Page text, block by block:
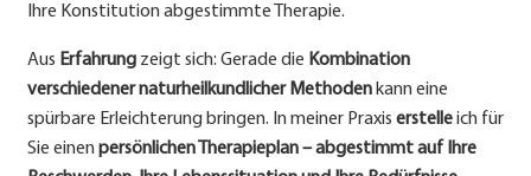
Ihre Konstitution abgestimmte Therapie.
Aus Erfahrung zeigt sich: Gerade die Kombination
verschiedener naturheilkundlicher Methoden kann eine
spürbare Erleichterung bringen. In meiner Praxis erstelleich für
Sie einen persönlichen Therapieplan – abgestimmt auf Ihre